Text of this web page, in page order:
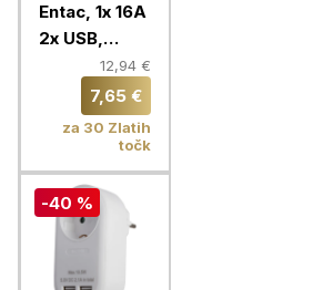
Entac, 1x 16A
2x USB,
12,94 €
7,65 €
za 30 Zlatih
točk
-40 %